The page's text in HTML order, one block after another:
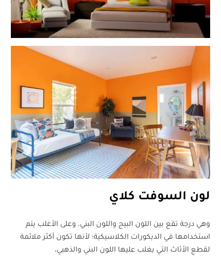
لون السوفت كلاي
وهي درجة تقع بين اللون البيج واللون البني، وعلى الأغلب يتم
استخدامها في الديكورات الكلاسيكية؛ لأنها تكون أكثر ملائمة
لقطع الأثاث التي يغلب عليها اللون البني والذهبي.